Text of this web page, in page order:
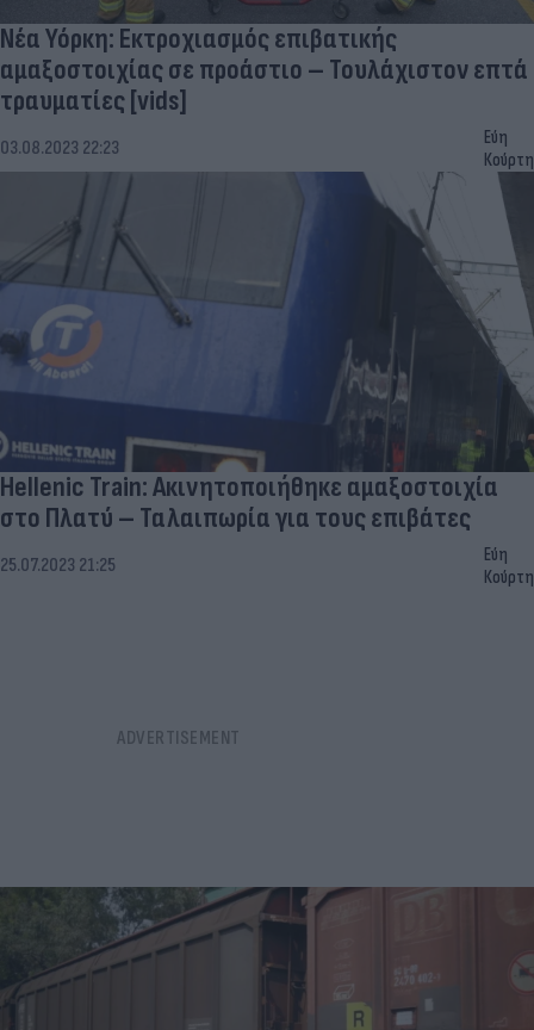
Νέα Υόρκη: Eκτροχιασμός επιβατικής
αμαξοστοιχίας σε προάστιο – Τουλάχιστον επτά
τραυματίες [vids]
03.08.2023 22:23
Εύη
Κούρτη
Hellenic Train: Ακινητοποιήθηκε αμαξοστοιχία
στο Πλατύ – Ταλαιπωρία για τους επιβάτες
25.07.2023 21:25
Εύη
Κούρτη